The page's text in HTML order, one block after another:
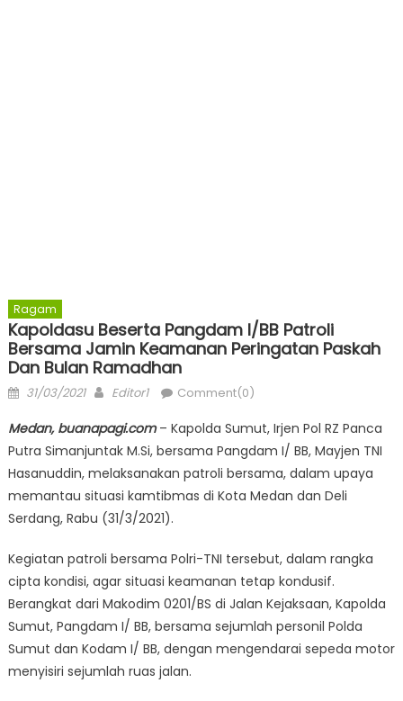
Ragam
Kapoldasu Beserta Pangdam I/BB Patroli
Bersama Jamin Keamanan Peringatan Paskah
Dan Bulan Ramadhan
Posted
31/03/2021 Author
Editor1 Comment(0)
Medan, buanapagi.com– Kapolda Sumut, Irjen Pol RZ Panca
Putra Simanjuntak M.Si, bersama Pangdam I/ BB, Mayjen TNI
Hasanuddin, melaksanakan patroli bersama, dalam upaya
memantau situasi kamtibmas di Kota Medan dan Deli
Serdang, Rabu (31/3/2021).
Kegiatan patroli bersama Polri-TNI tersebut, dalam rangka
cipta kondisi, agar situasi keamanan tetap kondusif.
Berangkat dari Makodim 0201/BS di Jalan Kejaksaan, Kapolda
Sumut, Pangdam I/ BB, bersama sejumlah personil Polda
Sumut dan Kodam I/ BB, dengan mengendarai sepeda motor
menyisiri sejumlah ruas jalan.